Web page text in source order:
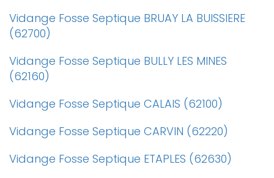
Vidange Fosse Septique BRUAY LA BUISSIERE
(62700)
Vidange Fosse Septique BULLY LES MINES
(62160)
Vidange Fosse Septique CALAIS (62100)
Vidange Fosse Septique CARVIN (62220)
Vidange Fosse Septique ETAPLES (62630)